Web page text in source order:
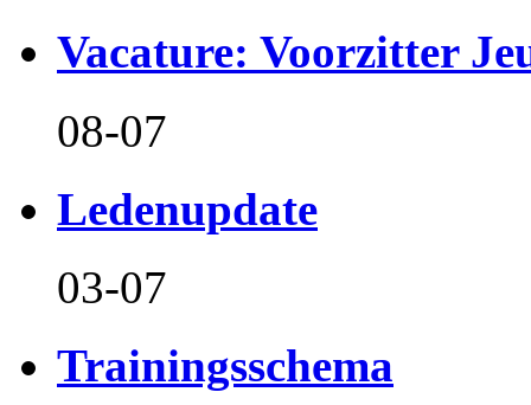
Vacature: Voorzitter
08-07
Ledenupdate
03-07
Trainingsschema